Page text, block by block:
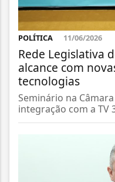
POLÍTICA 11/06/2026
Rede Legislativa
alcance com
tecnologias
Seminário na
integração com a TV